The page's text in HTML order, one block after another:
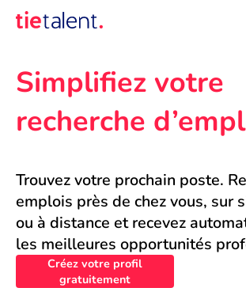
Simplifiez votre
recherche
Trouvez votre prochain poste.
emplois près de chez vous, sur
ou à distance et recevez
les meilleures opportunités
Créez votre profil
gratuitement